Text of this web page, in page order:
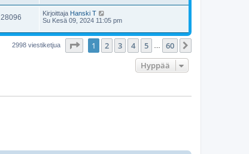
28096 Kirjoittaja Hanski T
Su Kesä 09, 2024 11:05 pm
2998 viestiketjua Sivu 60
1 2 3 4 5 60
Hyppää